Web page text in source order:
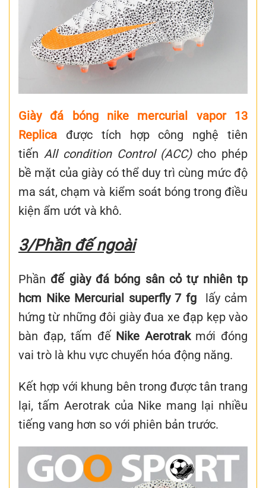
Giày đá bóng nike mercurial vapor 13
Replica được tích hợp công nghệ tiên
tiến All condition Control (ACC)cho phép
bề mặt của giày có thể duy trì cùng mức độ
ma sát, chạm và kiểm soát bóng trong điều
kiện ẩm ướt và khô.
3/Phần đế ngoài
Phần đế giày đá bóng sân cỏ tự nhiên tp
hcm Nike Mercurial superfly 7 fg
lấy cảm
hứng từ những đôi giày đua xe đạp kẹp vào
bàn đạp, tấm đế Nike Aerotrakmới đóng
vai trò là khu vực chuyển hóa động năng.
Kết hợp với khung bên trong được tân trang
lại, tấm Aerotrak của Nike mang lại nhiều
tiếng vang hơn so với phiên bản trước.